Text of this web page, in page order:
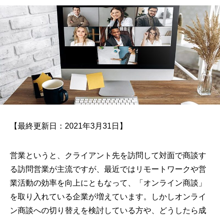
【最終更新日：2021年3月31日】
営業というと、クライアント先を訪問して対面で商談す
る訪問営業が主流ですが、最近ではリモートワークや営
業活動の効率を向上にともなって、「オンライン商談」
を取り入れている企業が増えています。しかしオンライ
ン商談への切り替えを検討している方や、どうしたら成